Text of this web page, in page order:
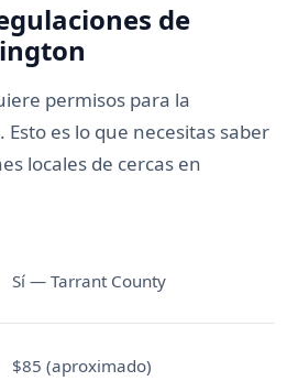
de
permisos para la
es lo que necesitas saber
locales de cercas en
Sí — Tarrant County
$85 (aproximado)